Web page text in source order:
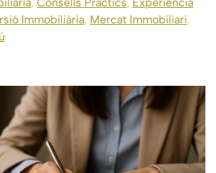
, Consells Pràctics, Experiència
Immobiliària, Mercat Immobiliari,